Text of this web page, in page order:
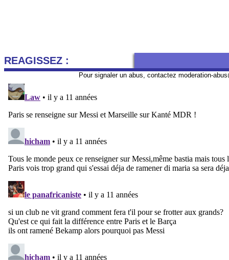
REAGISSEZ :
Pour signaler un abus, contactez moderation-